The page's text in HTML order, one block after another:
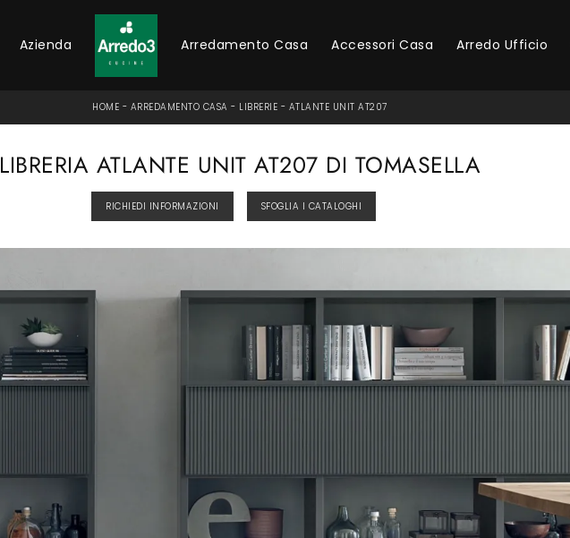
Azienda Arredamento Casa Accessori Casa Arredo Ufficio
HOME - ARREDAMENTO CASA - LIBRERIE - ATLANTE UNIT AT207
LIBRERIA ATLANTE UNIT AT207 DI TOMASELLA
RICHIEDI INFORMAZIONI SFOGLIA I CATALOGHI